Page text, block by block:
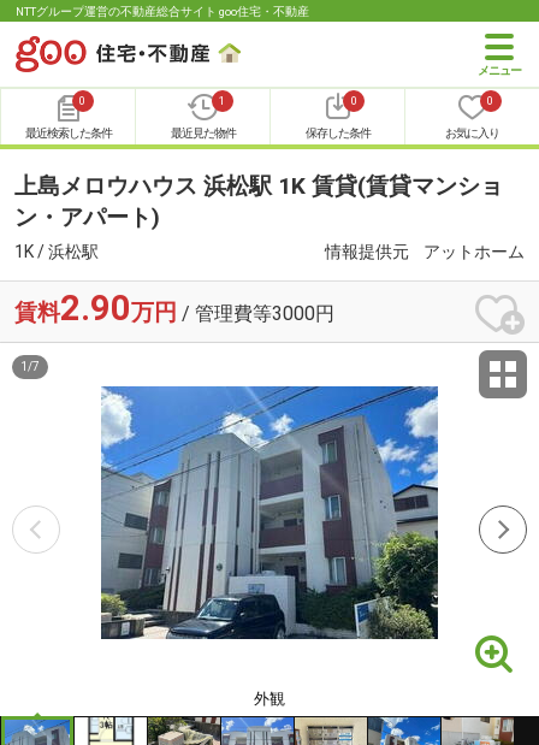
NTTグループ運営の不動産総合サイト goo住宅・不動産
0
最近検索した条件
1
最近見た物件
0
保存した条件
0
お気に入り
上島メロウハウス 浜松駅 1K 賃貸(賃貸マンショ
ン・アパート)
1K / 浜松駅 情報提供元 アットホーム
賃料2.90万円 / 管理費等3000円
外観
1 /7